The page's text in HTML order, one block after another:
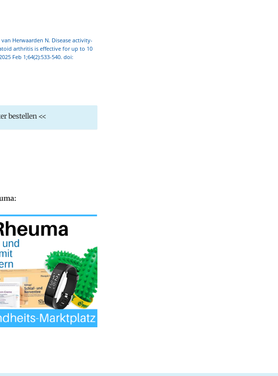
Herwaarden N. Disease activity-
arthritis is effective for up to 10
Feb 1;64(2):533-540. doi:
bestellen <<